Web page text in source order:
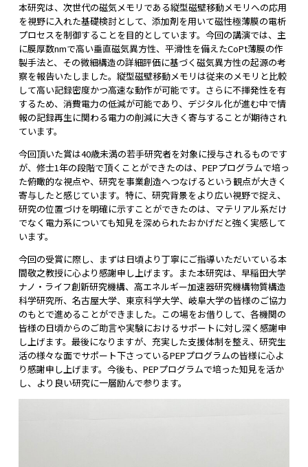
本研究は、次世代の磁気メモリである縦型磁壁移動メモリへの応用
を視野に入れた基礎検討として、添加剤を用いて磁性極薄膜の電析
プロセスを制御することを目的としています。今回の講演では、主
に膜厚数nmで高い垂直磁気異方性、平滑性を備えたCoPt薄膜の作
製手法と、その微細構造の詳細評価に基づく磁気異方性の起源の考
察を報告いたしました。縦型磁壁移動メモリは従来のメモリと比較
して高い記録密度かつ高速な動作が可能です。さらに不揮発性を有
するため、消費電力の低減が可能であり、デジタル化が進む中で情
報の記録再生に関わる電力の削減に大きく寄与することが期待され
ています。
今回頂いた賞は40歳未満の若手研究者を対象に授与されるものです
が、修士1年の段階で頂くことができたのは、PEPプログラムで培っ
た俯瞰的な視点や、研究を事業創造へつなげるという観点が大きく
寄与したと感じています。特に、研究背景をより広い視野で捉え、
研究の位置づけを明確に示すことができたのは、マテリアル系だけ
でなく電力系についても知見を深められたおかげだと強く実感して
います。
今回の受賞に際し、まずは日頃より丁寧にご指導いただいている本
間敬之教授に心より感謝申し上げます。また本研究は、早稲田大学
ナノ・ライフ創新研究機構、高エネルギー加速器研究機構物質構造
科学研究所、名古屋大学、東京科学大学、岐阜大学の皆様のご協力
のもとで進めることができました。この場をお借りして、各機関の
皆様の日頃からのご助言や実験におけるサポートに対し深く感謝申
し上げます。最後になりますが、充実した支援体制を整え、研究生
活の様々な面でサポート下さっているPEPプログラムの皆様に心よ
り感謝申し上げます。今後も、PEPプログラムで培った知見を活か
し、より良い研究に一層励んで参ります。